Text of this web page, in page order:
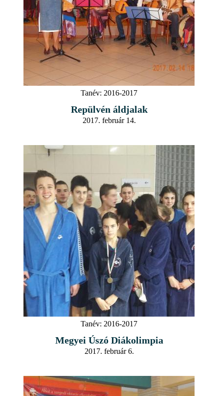
Tanév: 2016-2017
Repülvén áldjalak
2017. február 14.
Tanév: 2016-2017
Megyei Úszó Diákolimpia
2017. február 6.